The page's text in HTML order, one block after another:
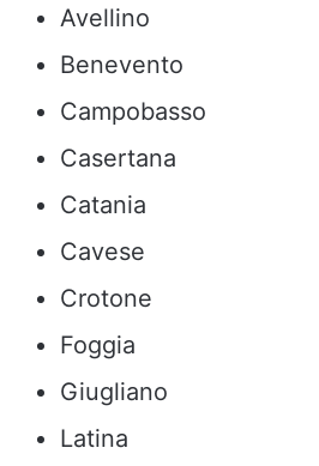
Avellino
Benevento
Campobasso
Casertana
Catania
Cavese
Crotone
Foggia
Giugliano
Latina